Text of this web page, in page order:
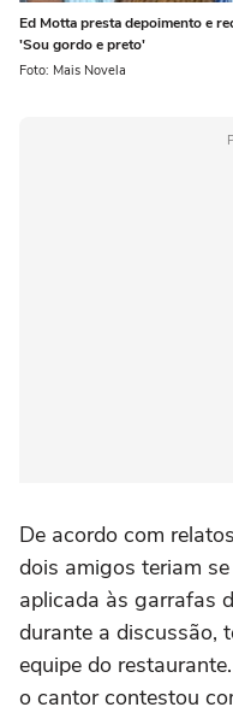
Ed Motta presta depoimento e
'Sou gordo e preto'
Foto: Mais Novela
De acordo com
dois amigos teriam
aplicada às garrafas
durante a discussão,
equipe do
o cantor contestou